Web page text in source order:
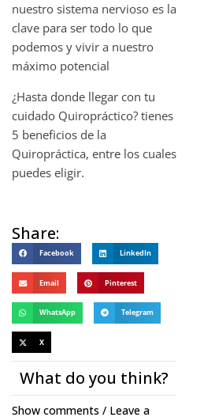
nuestro sistema nervioso es la
clave para ser todo lo que
podemos y vivir a nuestro
máximo potencial
¿Hasta donde llegar con tu
cuidado Quiropráctico? tienes
5 beneficios de la
Quiropráctica, entre los cuales
puedes eligir.
Share:
Facebook LinkedIn
Email Pinterest
WhatsApp Telegram
X
What do you think?
Show comments / Leave a